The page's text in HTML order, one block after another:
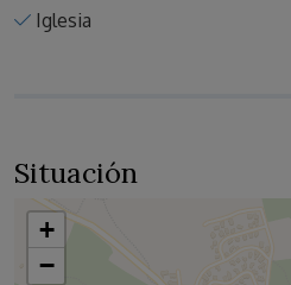
Iglesia
Situación
+
−